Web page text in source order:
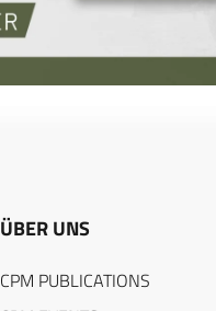
ÜBER UNS
CPM PUBLICATIONS